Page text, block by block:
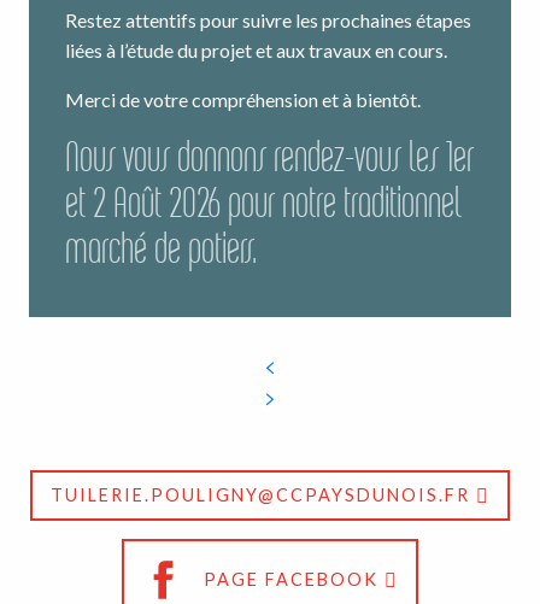
Restez attentifs pour suivre les prochaines étapes
liées à l’étude du projet et aux travaux en cours.
Merci de votre compréhension et à bientôt.
Nous vous donnons rendez-vous les 1er
et 2 Août 2026 pour notre traditionnel
marché de potiers.
TUILERIE.POULIGNY@CCPAYSDUNOIS.FR
PAGE FACEBOOK